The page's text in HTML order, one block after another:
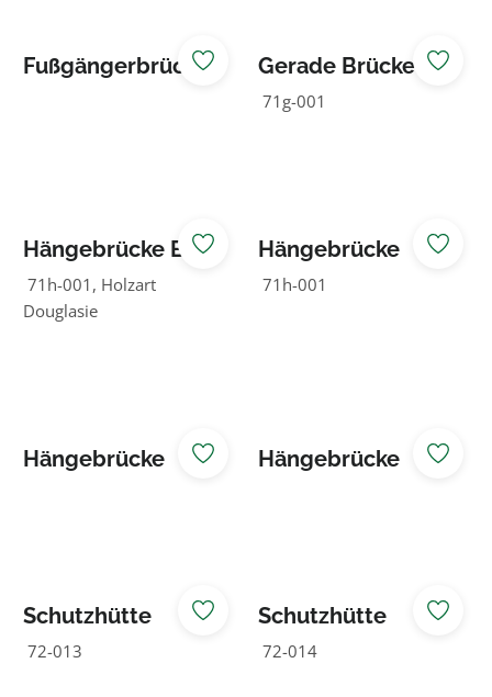
Fußgängerbrücke
Gerade Brücke
71g-001
Hängebrücke Bad
Wünnenberg
71h-001, Holzart
Douglasie
Hängebrücke
Rothaarsteig
71h-001
Hängebrücke
Hängebrücke
Schutzhütte
Sundern
72-013
Schutzhütte
Züschen
72-014